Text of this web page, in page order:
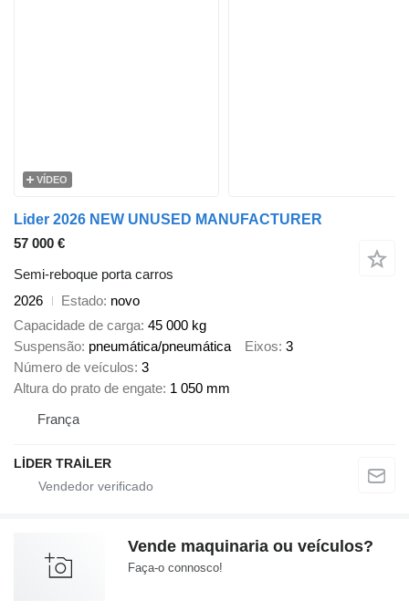
VÍDEO
Lider 2026 NEW UNUSED MANUFACTURER
57 000 €
Semi-reboque porta carros
2026
Estado novo
Capacidade de carga 45 000 kg
Suspensão pneumática/pneumática Eixos 3
Número de veículos 3
Altura do prato de engate 1 050 mm
França
LİDER TRAİLER
Vende maquinaria ou veículos?
Faça-o connosco!